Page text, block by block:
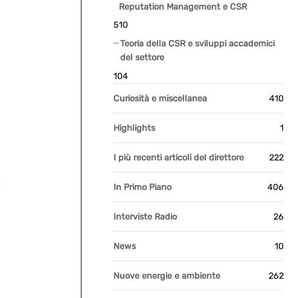
Reputation Management e CSR
510
Teoria della CSR e sviluppi accademici
del settore
104
Curiosità e miscellanea 410
Highlights 1
I più recenti articoli del direttore 222
In Primo Piano 406
Interviste Radio 26
News 10
Nuove energie e ambiente 262